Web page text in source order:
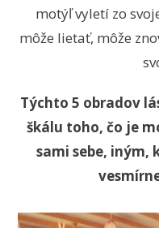
motýľ vyletí zo
môže lietať, môže
Týchto 5 obradov
škálu toho, čo je
sami sebe, iným,